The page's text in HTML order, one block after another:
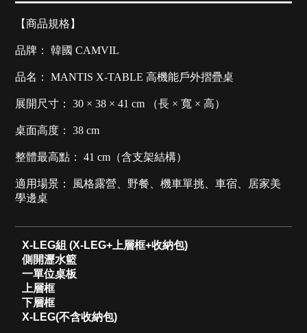
【商品規格】
品牌： 韓國 CAMVIL
品名： MANTIS X-TABLE 高機能戶外摺疊桌
展開尺寸： 30 × 38 × 41 cm （長 × 寬 × 高）
桌面高度： 38 cm
整體最高點： 41 cm（含支架結構）
適用場景： 風格露營、野餐、機車單挑、車宿、居家美
學邊桌
X-LEG組 (X-LEG+上層框+收納包)
側開瀝水籃
一單位桌板
上層框
下層框
X-LEG(不含收納包)